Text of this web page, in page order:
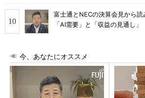
富士通とNECの決算会見から
「AI需要」と「収益の見通し」
今、あなたにオススメ